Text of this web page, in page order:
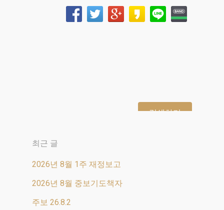
최근 글
2026년 8월 1주 재정보고
2026년 8월 중보기도책자
주보 26.8.2